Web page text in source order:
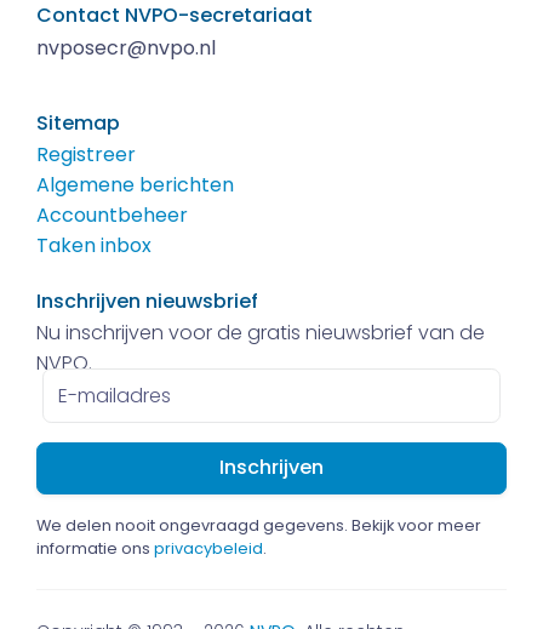
Contact NVPO-secretariaat
nvposecr@nvpo.nl
Sitemap
Registreer
Algemene berichten
Accountbeheer
Taken inbox
Inschrijven nieuwsbrief
Nu inschrijven voor de gratis nieuwsbrief van de
NVPO.
E-
mailadres
We delen nooit ongevraagd gegevens. Bekijk voor meer
informatie ons privacybeleid.